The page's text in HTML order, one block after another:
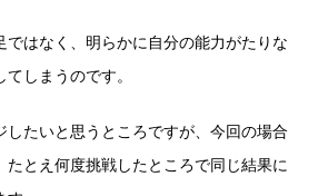
ではなく、明らかに自分の能力がたりな
しまうのです。
したいと思うところですが、今回の場合
たとえ何度挑戦したところで同じ結果に